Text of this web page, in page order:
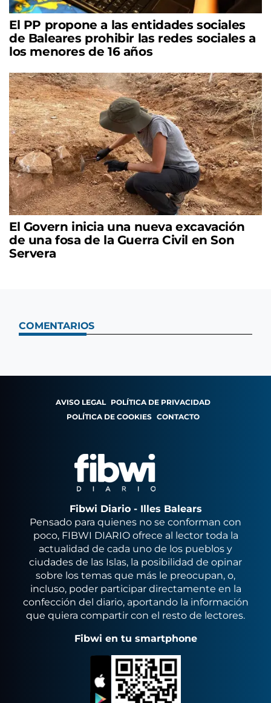
El PP propone a las entidades sociales
de Baleares prohibir las redes sociales a
los menores de 16 años
El Govern inicia una nueva excavación
de una fosa de la Guerra Civil en Son
Servera
COMENTARIOS
AVISO LEGAL POLÍTICA DE PRIVACIDAD
POLÍTICA DE COOKIES CONTACTO
Fibwi Diario - Illes Balears
Pensado para quienes no se conforman con
poco, FIBWI DIARIO ofrece al lector toda la
actualidad de cada uno de los pueblos y
ciudades de las Islas, la posibilidad de opinar
sobre los temas que más le preocupan, o,
incluso, poder participar directamente en la
confección del diario, aportando la información
que quiera compartir con el resto de lectores.
Fibwi en tu smartphone